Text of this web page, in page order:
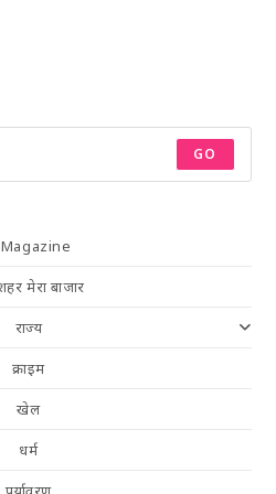
GO
मेरा बाजार
राज्य
क्राइम
खेल
धर्म